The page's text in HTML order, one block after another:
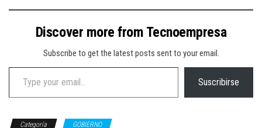
Discover more from Tecnoempresa
Subscribe to get the latest posts sent to your email.
Type your email…
Suscribirse
Categoría GOBIERNO